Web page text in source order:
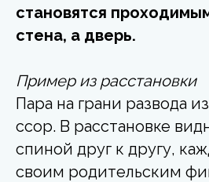
становятся
стена, а дверь.
Пример из расстановки
Пара на грани развода
ссор. В расстановке
спиной друг к другу,
своим родительским